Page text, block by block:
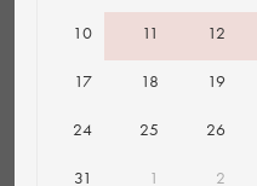
10 11 12
17 18 19
24 25 26
31 1 2